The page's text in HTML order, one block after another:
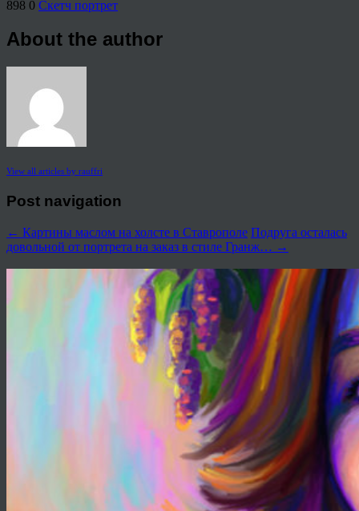
898 0 Скетч портрет
About the author
View all articles by rauffri
Post navigation
← Картины маслом на холсте в Ставрополе Подруга осталась
довольной от портрета на заказ в стиле Гранж… →